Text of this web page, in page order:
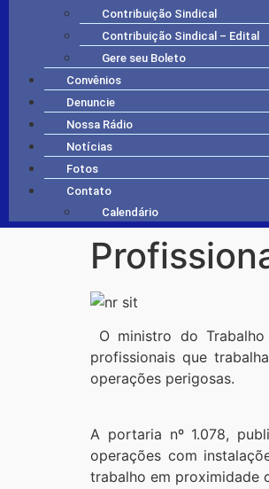
Contribuição Sindical
Contribuição Sindical – Edital
Gere seu Boleto
Convênios
Denuncie
Nossa Rádio
Notícias
Fotos
Contato
Calendário
O ministro do
profissionais que
operações perigosas.
A portaria nº 1.078,
operações com
trabalho em proximidade